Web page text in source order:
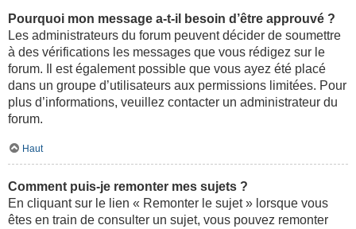
Pourquoi mon message a-t-il besoin d’être approuvé ?
Les administrateurs du forum peuvent décider de soumettre
à des vérifications les messages que vous rédigez sur le
forum. Il est également possible que vous ayez été placé
dans un groupe d’utilisateurs aux permissions limitées. Pour
plus d’informations, veuillez contacter un administrateur du
forum.
Haut
Comment puis-je remonter mes sujets ?
En cliquant sur le lien « Remonter le sujet » lorsque vous
êtes en train de consulter un sujet, vous pouvez remonter